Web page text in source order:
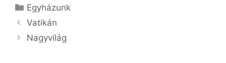
Kategória
Egyházunk
Vatikán
Nagyvilág